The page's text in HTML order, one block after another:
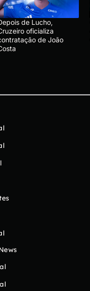
de Lucho,
oficializa
de João